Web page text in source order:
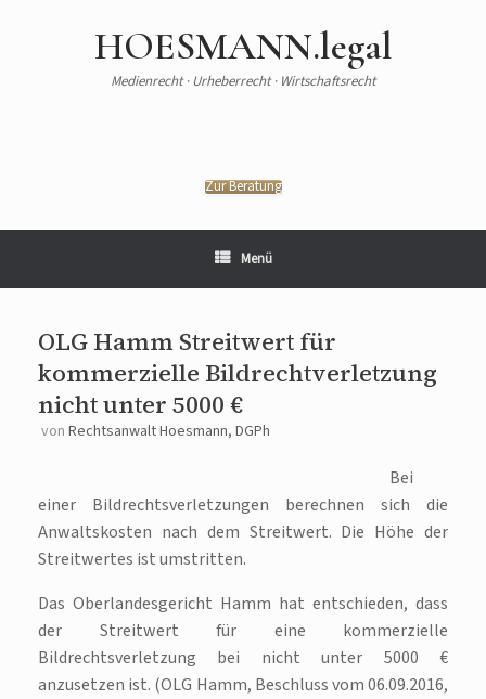
HOESMANN.legal
Medienrecht · Urheberrecht · Wirtschaftsrecht
Zur Beratung
Menü
OLG Hamm Streitwert für
kommerzielle Bildrechtverletzung
nicht unter 5000 €
von Rechtsanwalt Hoesmann, DGPh
Bei
einer Bildrechtsverletzungen berechnen sich die
Anwaltskosten nach dem Streitwert. Die Höhe der
Streitwertes ist umstritten.
Das Oberlandesgericht Hamm hat entschieden, dass
der Streitwert für eine kommerzielle
Bildrechtsverletzung bei nicht unter 5000 €
anzusetzen ist. (OLG Hamm, Beschluss vom 06.09.2016,